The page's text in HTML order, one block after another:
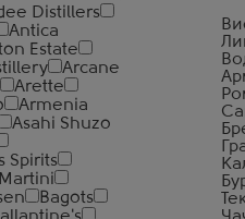
Distillers
Antica
Estate
Arcane
Arette
Armenia
Asahi Shuzo
Spirits
Bagots